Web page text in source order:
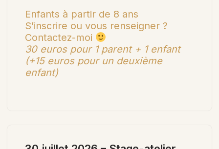
Enfants à partir de 8 ans
S’inscrire ou vous renseigner ?
Contactez-moi
30 euros pour 1 parent + 1 enfant
(+15 euros pour un deuxième
enfant)